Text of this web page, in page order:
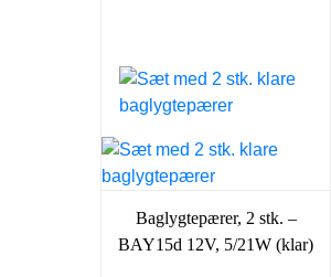
Baglygtepærer, 2 stk. –
BAY15d 12V, 5/21W (klar)